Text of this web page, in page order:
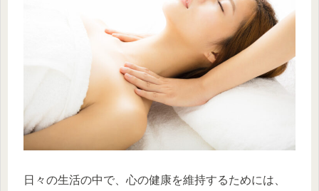
日々の生活の中で、心の健康を維持するためには、